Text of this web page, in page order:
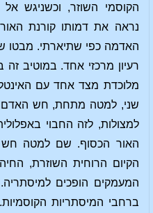
הקוסמי השוזר, וכשניגש
נראה את דמותו קורנת
האדמה כפי שתיארתי. מבטו
רעיון מרכזי אחד. במוטיב
מלוכדת מצד אחד עם
שני, למטה מתחת, חש האדם
למצולות, לזה החבוי
האור הכסוף. שם למטה חש
הקיום הרוחית השוזרת,
המעמקים הופכים
ברחבי המיסתריות